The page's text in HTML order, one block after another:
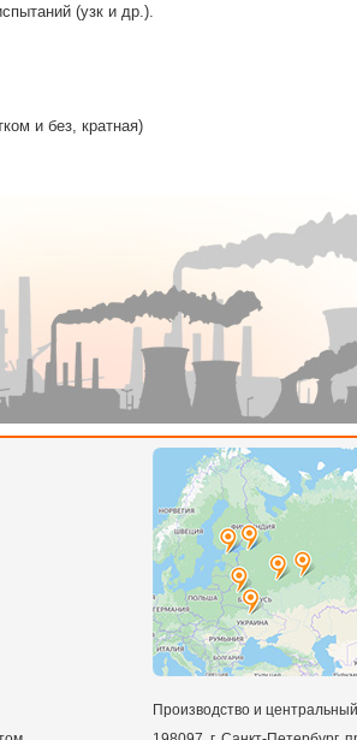
(узк и др.).
и без, кратная)
Производство и